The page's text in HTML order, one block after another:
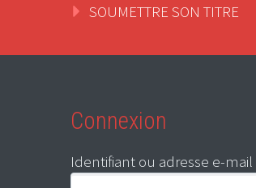
SOUMETTRE SON TITRE
Connexion
Identifiant ou adresse e-mail